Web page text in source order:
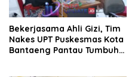
Bekerjasama Ahli Gizi, Tim
Nakes UPT Puskesmas Kota
Bantaeng Pantau Tumbuh